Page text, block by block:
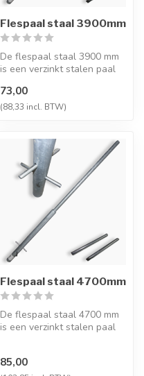
Flespaal staal 3900mm
De flespaal staal 3900 mm
is een verzinkt stalen paal
73,00
(88,33 incl. BTW)
Flespaal staal 4700mm
De flespaal staal 4700 mm
is een verzinkt stalen paal
85,00